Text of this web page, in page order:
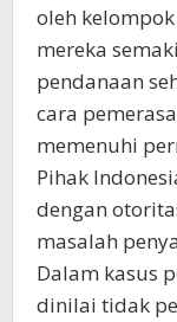
oleh
mereka
pendanaan
cara
memenuhi
Pihak
dengan
masalah
Dalam kasus
dinilai tidak